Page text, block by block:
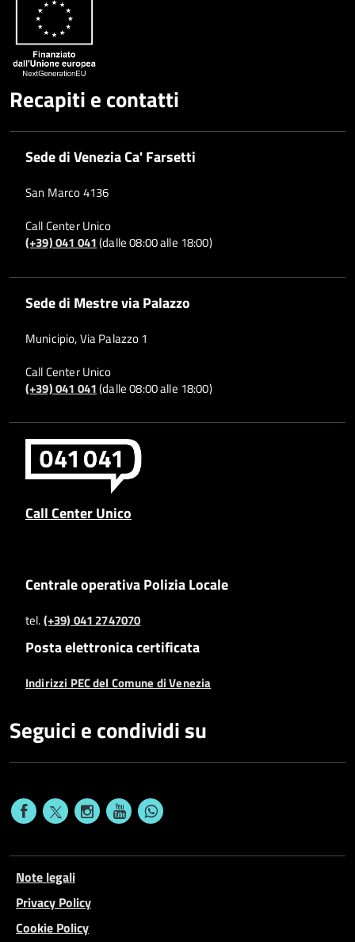
Recapiti e contatti
Sede di Venezia Ca' Farsetti
San Marco 4136
Call Center Unico
(+39) 041 041(dalle 08:00 alle 18:00)
Sede di Mestre via Palazzo
Municipio, Via Palazzo 1
Call Center Unico
(+39) 041 041(dalle 08:00 alle 18:00)
Call Center Unico
Centrale operativa Polizia Locale
tel.(+39) 041 2747070
Posta elettronica certificata
Indirizzi PEC del Comune di Venezia
Seguici e condividi su
Note legali
Privacy Policy
Cookie Policy